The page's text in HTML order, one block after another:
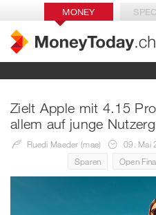
MONEY
Zielt Apple mit 4.15
allem auf junge
Ruedi Maeder (mae)
09. Mai
Sparen
Open